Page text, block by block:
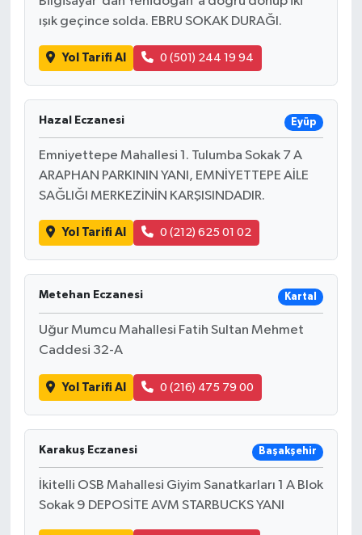
ışık geçince solda. EBRU SOKAK DURAĞI.
Yol Tarifi Al 0 (501) 244 19 94
Hazal Eczanesi Eyüp
Emniyettepe Mahallesi 1. Tulumba Sokak 7 A
ARAPHAN PARKININ YANI, EMNİYETTEPE AİLE
SAĞLIĞI MERKEZİNİN KARŞISINDADIR.
Yol Tarifi Al 0 (212) 625 01 02
Metehan Eczanesi Kartal
Uğur Mumcu Mahallesi Fatih Sultan Mehmet
Caddesi 32-A
Yol Tarifi Al 0 (216) 475 79 00
Karakuş Eczanesi Başakşehir
İkitelli OSB Mahallesi Giyim Sanatkarları 1 A Blok
Sokak 9 DEPOSİTE AVM STARBUCKS YANI